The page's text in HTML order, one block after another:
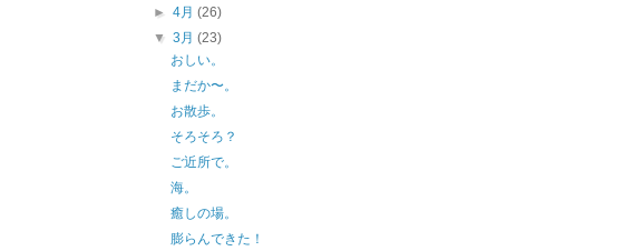
►4月(26)
▼3月(23)
おしい。
まだか〜。
お散歩。
そろそろ？
ご近所で。
海。
癒しの場。
膨らんできた！